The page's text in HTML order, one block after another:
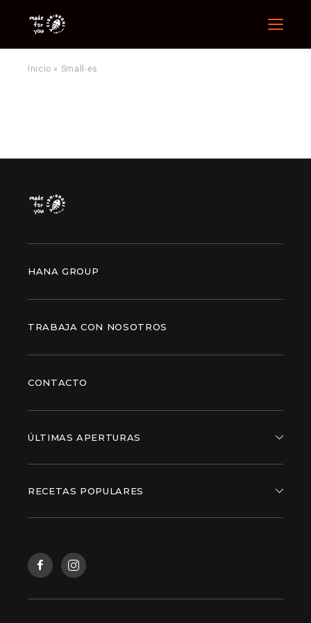
Menu
Inicio » Small-es
HANA GROUP
TRABAJA CON NOSOTROS
CONTACTO
ÚLTIMAS APERTURAS
RECETAS POPULARES